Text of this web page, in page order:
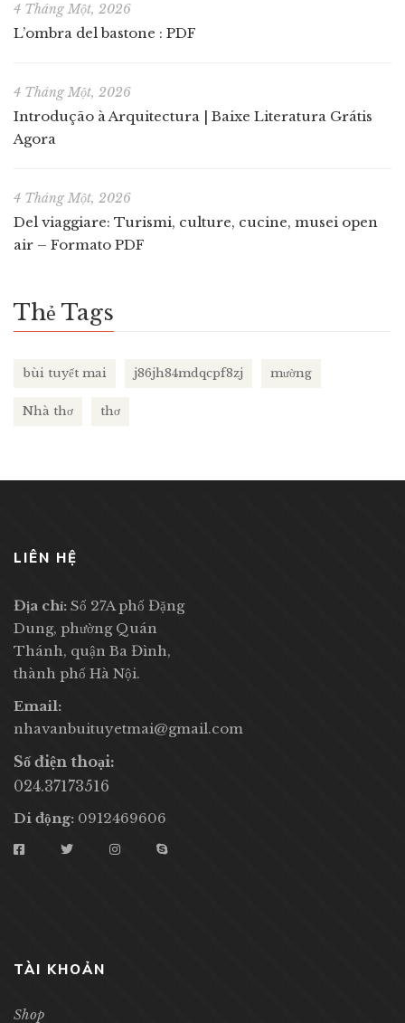
4 Tháng Một, 2026
L’ombra del bastone : PDF
4 Tháng Một, 2026
Introdução à Arquitectura | Baixe Literatura Grátis
Agora
4 Tháng Một, 2026
Del viaggiare: Turismi, culture, cucine, musei open
air – Formato PDF
Thẻ Tags
bùi tuyết mai j86jh84mdqcpf8zj mường
Nhà thơ thơ
LIÊN HỆ
Địa chỉ: Số 27A phố Đặng
Dung, phường Quán
Thánh, quận Ba Đình,
thành phố Hà Nội.
Email:
nhavanbuituyetmai@gmail.com
Số điện thoại:
024.37173516
Di động: 0912469606
TÀI KHOẢN
Shop